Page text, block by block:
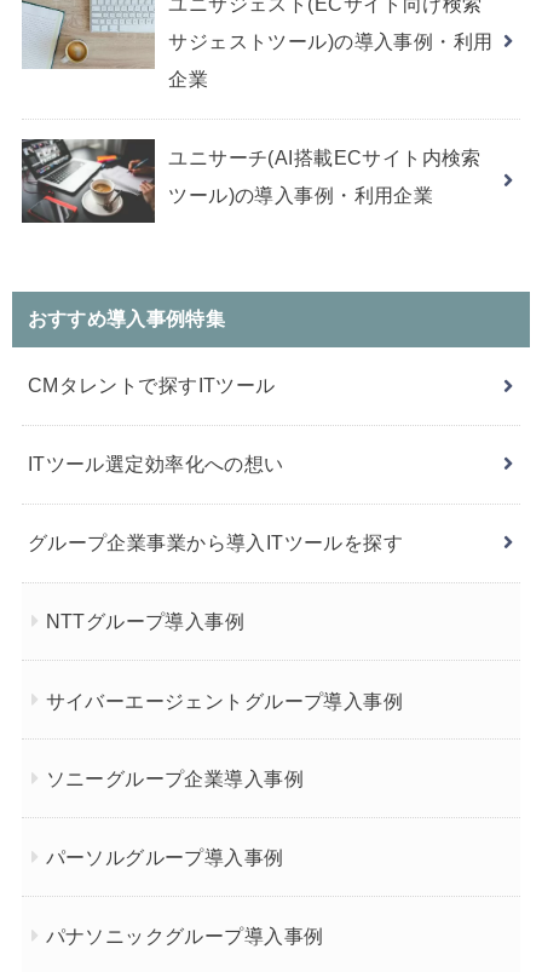
サジェストツール)の導入事例・利用
企業
ユニサーチ(AI搭載ECサイト内検索
ツール)の導入事例・利用企業
おすすめ導入事例特集
CMタレントで探すITツール
ITツール選定効率化への想い
グループ企業事業から導入ITツールを探す
NTTグループ導入事例
サイバーエージェントグループ導入事例
ソニーグループ企業導入事例
パーソルグループ導入事例
パナソニックグループ導入事例